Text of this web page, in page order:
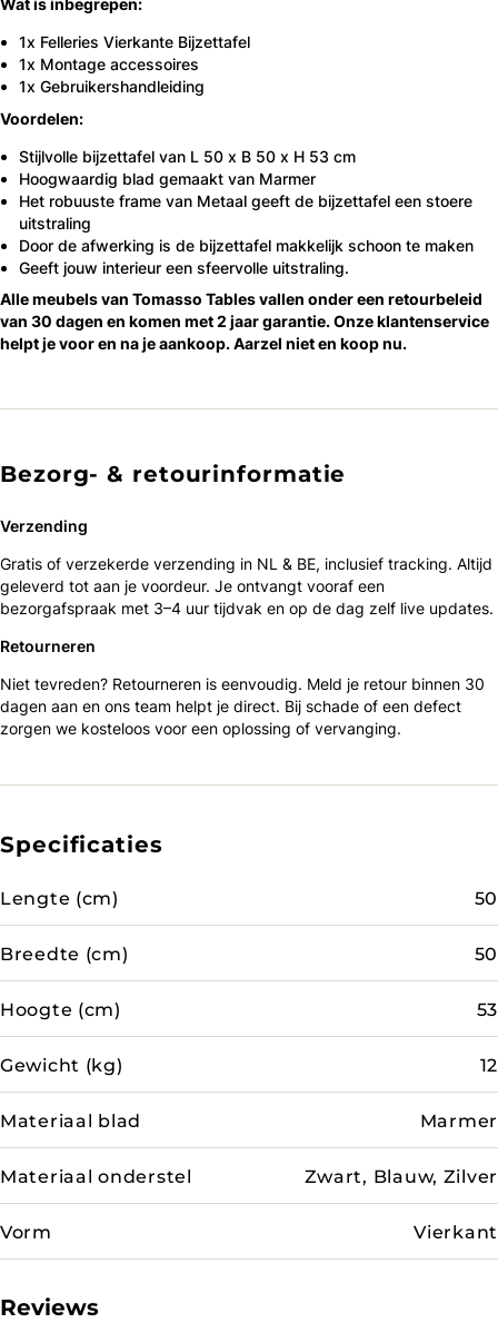
Wat is inbegrepen:
1x Felleries Vierkante Bijzettafel
1x Montage accessoires
1x Gebruikershandleiding
Voordelen:
Stijlvolle bijzettafel van L 50 x B 50 x H 53 cm
Hoogwaardig blad gemaakt van Marmer
Het robuuste frame van Metaal geeft de bijzettafel een stoere
uitstraling
Door de afwerking is de bijzettafel makkelijk schoon te maken
Geeft jouw interieur een sfeervolle uitstraling.
Alle meubels van Tomasso Tables vallen onder een retourbeleid
van 30 dagen en komen met 2 jaar garantie. Onze klantenservice
helpt je voor en na je aankoop. Aarzel niet en koop nu.
Bezorg- & retourinformatie
Verzending
Gratis of verzekerde verzending in NL & BE, inclusief tracking. Altijd
geleverd tot aan je voordeur. Je ontvangt vooraf een
bezorgafspraak met 3–4 uur tijdvak en op de dag zelf live updates.
Retourneren
Niet tevreden? Retourneren is eenvoudig. Meld je retour binnen 30
dagen aan en ons team helpt je direct. Bij schade of een defect
zorgen we kosteloos voor een oplossing of vervanging.
Specificaties
Lengte (cm) 50
Breedte (cm) 50
Hoogte (cm) 53
Gewicht (kg) 12
Materiaal blad Marmer
Materiaal onderstel Zwart, Blauw, Zilver
Vorm Vierkant
Reviews